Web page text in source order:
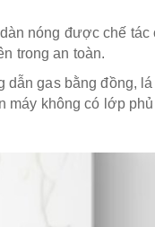
nóng được chế
trong an toàn.
dẫn gas bằng đồng,
máy không có lớp